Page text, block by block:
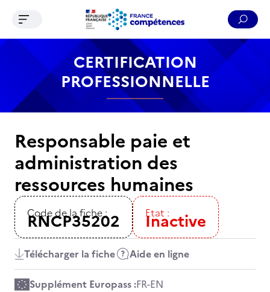
Contenu Recherche Menu Pied de page
Ouvrir le menu de navigation
CERTIFICATION
PROFESSIONNELLE
Responsable paie et
administration des
ressources humaines
Code de la fiche :
RNCP35202 Etat :
Inactive
Télécharger la fiche Aide en ligne
Supplément Europass :FR-EN